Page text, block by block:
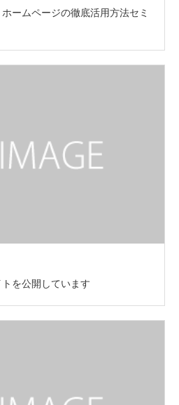
ームページの徹底活用方法セミ
を公開しています